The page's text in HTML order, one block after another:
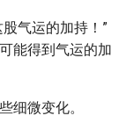
气运的加持！”
能得到气运的加
细微变化。